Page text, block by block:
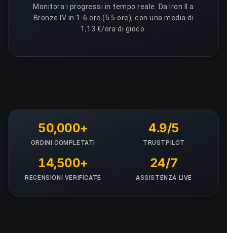
Monitora i progressi in tempo reale. Da Iron II a
Bronze IV in 1-6 ore (5.5 ore), con una media di
1,13 €/ora di gioco.
50,000+
ORDINI COMPLETATI
4.9/5
TRUSTPILOT
14,500+
RECENSIONI VERIFICATE
24/7
ASSISTENZA LIVE